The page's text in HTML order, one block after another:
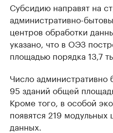
Субсидию направят на
административно-
центров обработки
указано, что в ОЭЗ
площадью порядка 13,7
Число административно
95 зданий общей
Кроме того, в особой
появятся 219 модульных
данных.